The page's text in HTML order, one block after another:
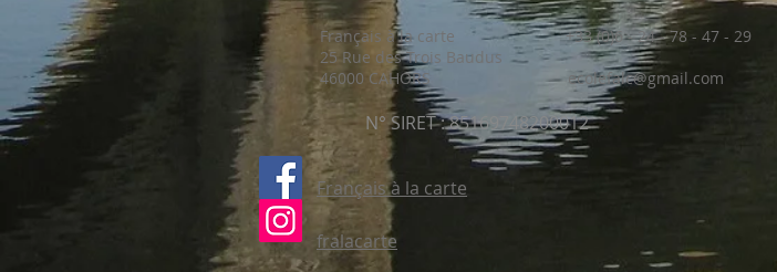
Français à la carte
fralacarte
N° SIRET : 85169748200012
Français à la carte +33 (0)6 - 24 - 78 - 47 - 29
25 Rue des Trois Baudus
46000 CAHORS ecolefalc@gmail.com